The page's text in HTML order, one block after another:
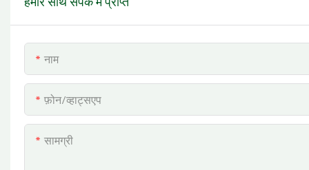
नाम
फ़ोन/व्हाट्सएप
सामग्री